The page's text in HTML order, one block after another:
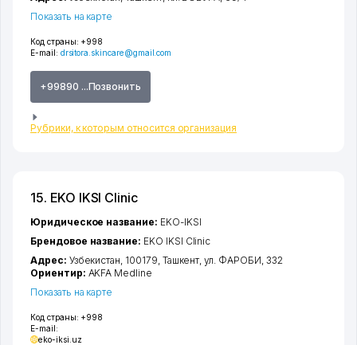
Код страны: +998
E-mail: drsitora.skincare@gmail.com
+99890 ...Позвонить
Рубрики, к которым относится организация
Показать на карте
15. EKO IKSI Clinic
Код страны: +998
E-mail:
eko-iksi.uz
Юридическое название: EKO-IKSI
Брендовое название: EKO IKSI Clinic
Адрес: Узбекистан, 100179, Ташкент ,ул. ФАРОБИ , 332
Ориентир: AKFA Medline
Показать на карте